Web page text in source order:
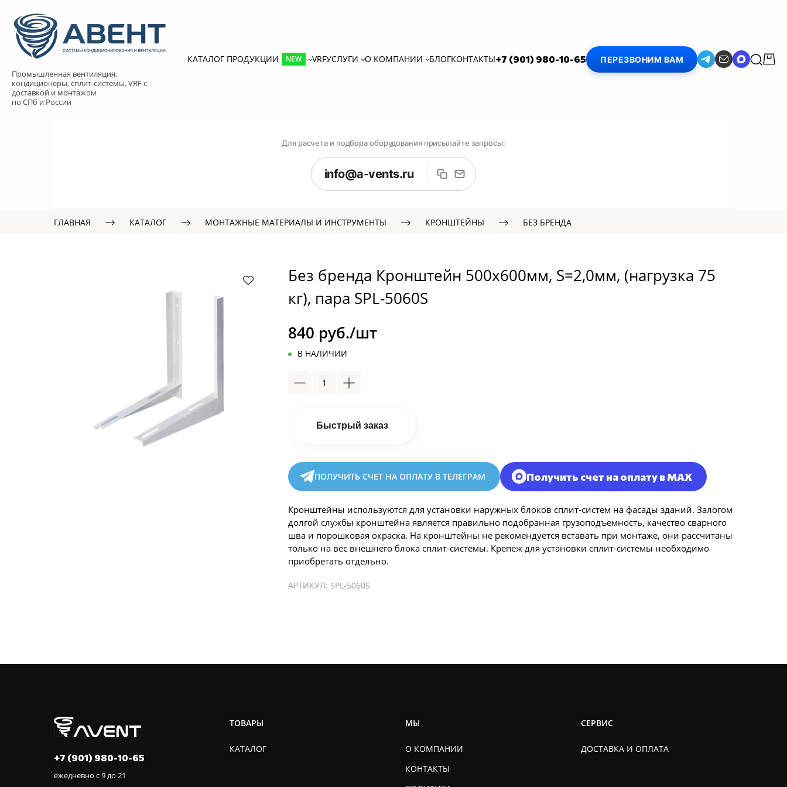
Промышленная вентиляция,
кондиционеры, сплит-системы, VRF с
доставкой и монтажом
по СПб и России
КАТАЛОГ ПРОДУКЦИИ NEW VRFУСЛУГИ О КОМПАНИИ БЛОГКОНТАКТЫ+7 (901) 980-10-65 ПЕРЕЗВОНИМ ВАМ
Для расчета и подбора оборудования присылайте запросы:
info@a-vents.ru
ГЛАВНАЯ КАТАЛОГ МОНТАЖНЫЕ МАТЕРИАЛЫ И ИНСТРУМЕНТЫ КРОНШТЕЙНЫ БЕЗ БРЕНДА
Без бренда Кронштейн 500x600мм, S=2,0мм, (нагрузка 75
кг), пара SPL-5060S
840 руб./шт
В НАЛИЧИИ
Быстрый заказ
ПОЛУЧИТЬ СЧЕТ НА ОПЛАТУ В ТЕЛЕГРАМ Получить счет на оплату в MAX
Кронштейны используются для установки наружных блоков сплит-систем на фасады зданий. Залогом
долгой службы кронштейна является правильно подобранная грузоподъемность, качество сварного
шва и порошковая окраска. На кронштейны не рекомендуется вставать при монтаже, они рассчитаны
только на вес внешнего блока сплит-системы. Крепеж для установки сплит-системы необходимо
приобретать отдельно.
АРТИКУЛ: SPL-5060S
+7 (901) 980-10-65
ежедневно с 9 до 21
ТОВАРЫ
КАТАЛОГ
МЫ
О КОМПАНИИ
КОНТАКТЫ
СЕРВИС
ДОСТАВКА И ОПЛАТА